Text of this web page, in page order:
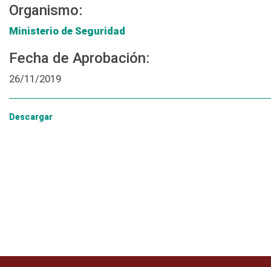
Organismo:
Ministerio de Seguridad
Fecha de Aprobación:
26/11/2019
Descargar